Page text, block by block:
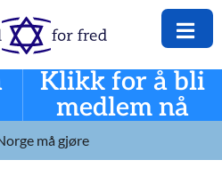
Klikk for å bli
medlem nå
må gjøre